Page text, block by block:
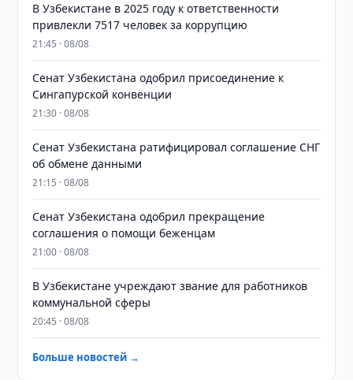
В Узбекистане в 2025 году к ответственности
привлекли 7517 человек за коррупцию
21:45 · 08/08
Сенат Узбекистана одобрил присоединение к
Сингапурской конвенции
21:30 · 08/08
Сенат Узбекистана ратифицировал соглашение СНГ
об обмене данными
21:15 · 08/08
Сенат Узбекистана одобрил прекращение
соглашения о помощи беженцам
21:00 · 08/08
В Узбекистане учреждают звание для работников
коммунальной сферы
20:45 · 08/08
Больше новостей →